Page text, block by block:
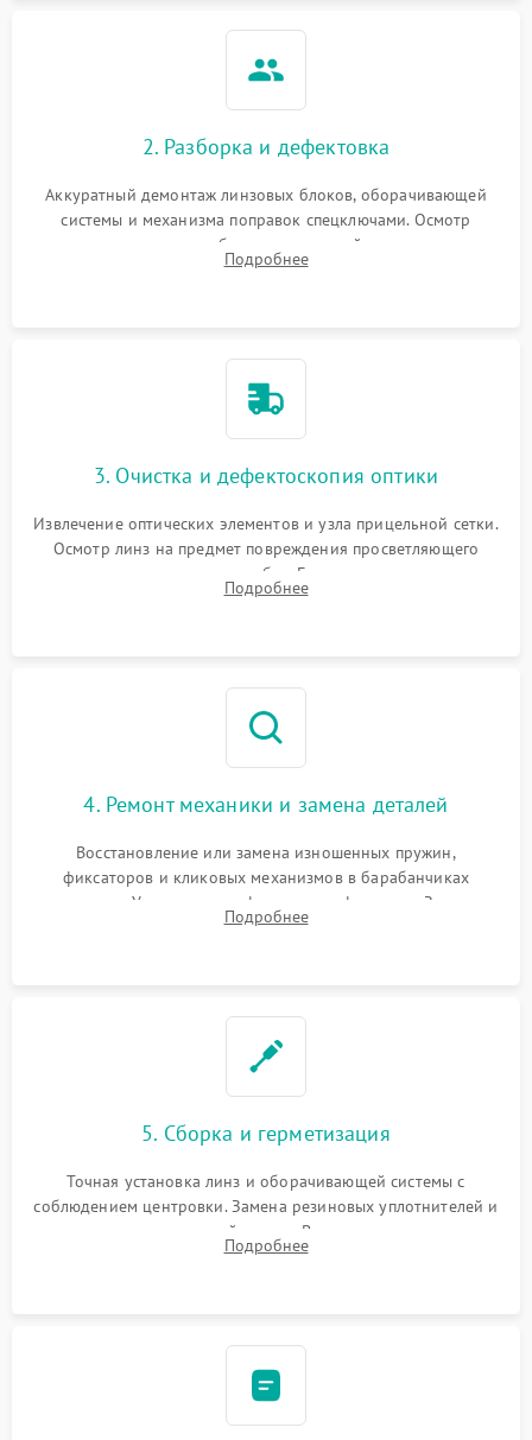
2. Разборка и дефектовка
Аккуратный демонтаж линзовых блоков, оборачивающей
системы и механизма поправок спецключами. Осмотр
внутренних резьбовых соединений, пружин и
уплотнительных колец. Поиск причин люфта, смещения
Подробнее
3. Очистка и дефектоскопия оптики
Извлечение оптических элементов и узла прицельной сетки.
Осмотр линз на предмет повреждения просветляющего
покрытия или появления грибка. Бережная очистка стекол
спецрастворами. Проверка целостности гравированной
Подробнее
4. Ремонт механики и замена деталей
Восстановление или замена изношенных пружин,
фиксаторов и кликовых механизмов в барабанчиках
поправок. Устранение люфтов в трансфокаторе. Замена
поврежденных линз, разбитой сетки или восстановление
Подробнее
5. Сборка и герметизация
Точная установка линз и оборачивающей системы с
соблюдением центровки. Замена резиновых уплотнителей и
нанесение влагозащитной смазки. Вакуумирование корпуса
и заполнение его осушенным азотом или аргоном для
Подробнее